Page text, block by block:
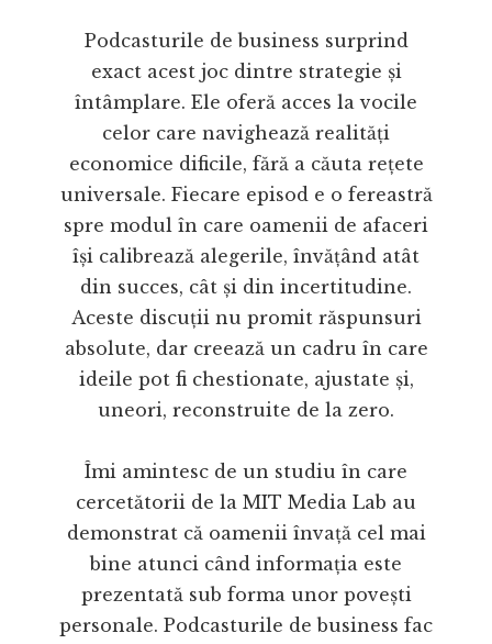
Podcasturile de business surprind
exact acest joc dintre strategie și
întâmplare. Ele oferă acces la vocile
celor care navighează realități
economice dificile, fără a căuta rețete
universale. Fiecare episod e o fereastră
spre modul în care oamenii de afaceri
își calibrează alegerile, învățând atât
din succes, cât și din incertitudine.
Aceste discuții nu promit răspunsuri
absolute, dar creează un cadru în care
ideile pot fi chestionate, ajustate și,
uneori, reconstruite de la zero.
Îmi amintesc de un studiu în care
cercetătorii de la MIT Media Lab au
demonstrat că oamenii învață cel mai
bine atunci când informația este
prezentată sub forma unor povești
personale. Podcasturile de business fac